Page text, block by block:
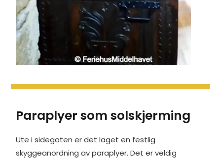
Paraplyer som solskjerming
Ute i sidegaten er det laget en festlig
skyggeanordning av paraplyer. Det er veldig